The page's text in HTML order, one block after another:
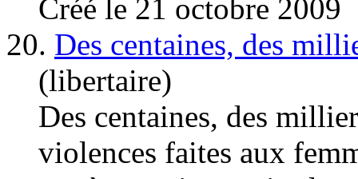
Créé le 21 octobre 2009
20. Des centaines, des
(libertaire)
Des centaines, des
violences faites aux